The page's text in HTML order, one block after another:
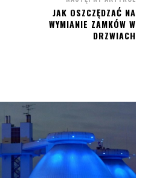
JAK OSZCZĘDZAĆ NA
WYMIANIE ZAMKÓW W
DRZWIACH